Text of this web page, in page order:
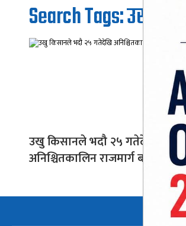
Search Tags: उखु
उखु किसानले भदौ २५ गतेदेखि
अनिश्चितकालिन राजमार्ग बन्द गर्ने